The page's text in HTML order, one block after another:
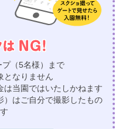
（5名様）まで
となりません
当園ではいたしかねます
はご自分で撮影したもの